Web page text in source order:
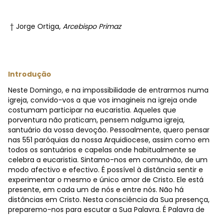
† Jorge Ortiga, Arcebispo Primaz
Introdução
Neste Domingo, e na impossibilidade de entrarmos numa
igreja, convido-vos a que vos imagineis na igreja onde
costumam participar na eucaristia. Aqueles que
porventura não praticam, pensem nalguma igreja,
santuário da vossa devoção. Pessoalmente, quero pensar
nas 551 paróquias da nossa Arquidiocese, assim como em
todos os santuários e capelas onde habitualmente se
celebra a eucaristia. Sintamo-nos em comunhão, de um
modo afectivo e efectivo. É possível à distância sentir e
experimentar o mesmo e único amor de Cristo. Ele está
presente, em cada um de nós e entre nós. Não há
distâncias em Cristo. Nesta consciência da Sua presença,
preparemo-nos para escutar a Sua Palavra. É Palavra de